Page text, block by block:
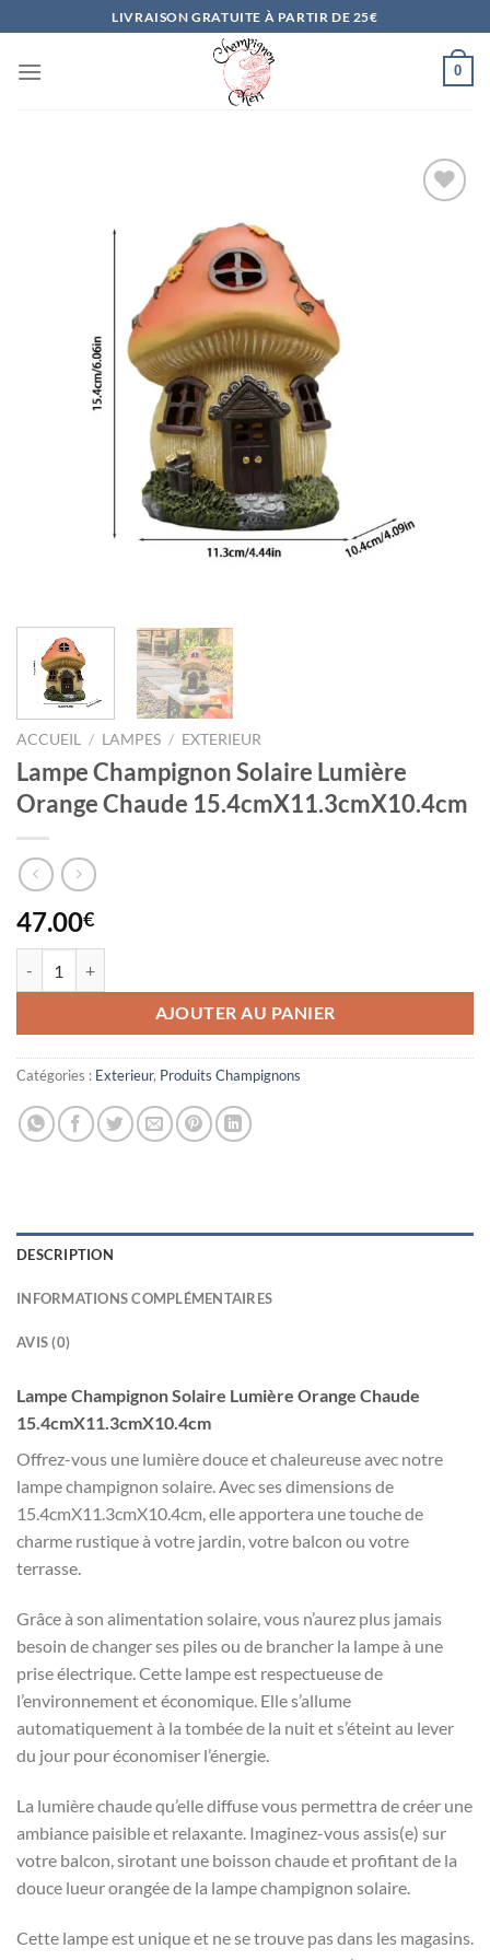
au
contenu
LIVRAISON GRATUITE À PARTIR DE 25€
0
ACCUEIL / LAMPES / EXTERIEUR
Lampe Champignon Solaire Lumière
Orange Chaude 15.4cmX11.3cmX10.4cm
47.00€
AJOUTER AU PANIER
Catégories : Exterieur, Produits Champignons
DESCRIPTION
INFORMATIONS COMPLÉMENTAIRES
AVIS (0)
Lampe Champignon Solaire Lumière Orange Chaude
15.4cmX11.3cmX10.4cm
Offrez-vous une lumière douce et chaleureuse avec notre
lampe champignon solaire. Avec ses dimensions de
15.4cmX11.3cmX10.4cm, elle apportera une touche de
charme rustique à votre jardin, votre balcon ou votre
terrasse.
Grâce à son alimentation solaire, vous n’aurez plus jamais
besoin de changer ses piles ou de brancher la lampe à une
prise électrique. Cette lampe est respectueuse de
l’environnement et économique. Elle s’allume
automatiquement à la tombée de la nuit et s’éteint au lever
du jour pour économiser l’énergie.
La lumière chaude qu’elle diffuse vous permettra de créer une
ambiance paisible et relaxante. Imaginez-vous assis(e) sur
votre balcon, sirotant une boisson chaude et profitant de la
douce lueur orangée de la lampe champignon solaire.
Cette lampe est unique et ne se trouve pas dans les magasins.